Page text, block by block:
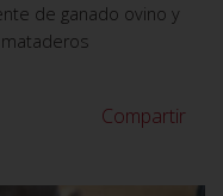
de ganado ovino y
Compartir